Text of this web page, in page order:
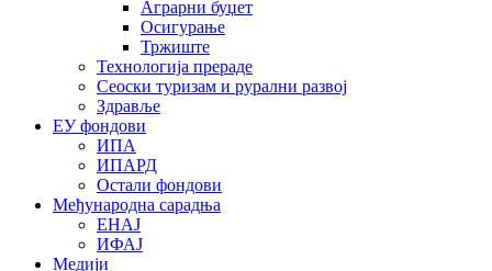
Аграрни буџет
Осигурање
Тржиште
Технологија прераде
Сеоски туризам и рурални развој
Здравље
ЕУ фондови
ИПА
ИПАРД
Остали фондови
Међународна сарадња
ЕНАЈ
ИФАЈ
Медији